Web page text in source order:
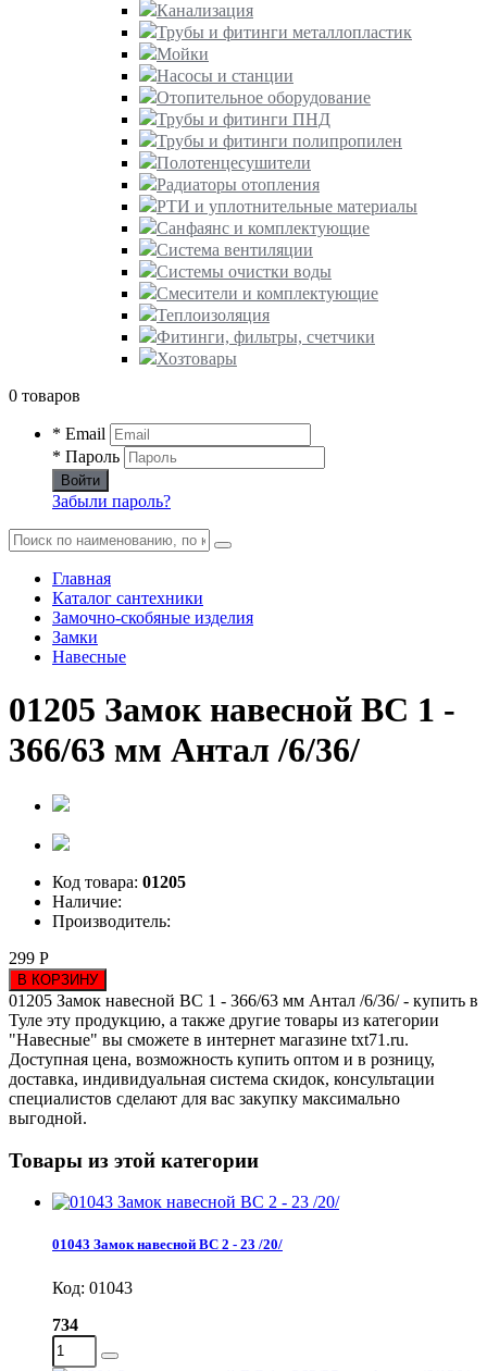
Канализация
Трубы и фитинги металлопластик
Мойки
Насосы и станции
Отопительное оборудование
Трубы и фитинги ПНД
Трубы и фитинги полипропилен
Полотенцесушители
Радиаторы отопления
РТИ и уплотнительные материалы
Санфаянс и комплектующие
Система вентиляции
Системы очистки воды
Смесители и комплектующие
Теплоизоляция
Фитинги, фильтры, счетчики
Хозтовары
0 товаров
* Email
* Пароль
Войти
Забыли пароль?
Главная
Каталог сантехники
Замочно-скобяные изделия
Замки
Навесные
01205 Замок навесной ВС 1 -
366/63 мм Антал /6/36/
Код товара: 01205
Наличие:
Производитель:
299 Р
В КОРЗИНУ
01205 Замок навесной ВС 1 - 366/63 мм Антал /6/36/ - купить в
Туле эту продукцию, а также другие товары из категории
"Навесные" вы сможете в интернет магазине txt71.ru.
Доступная цена, возможность купить оптом и в розницу,
доставка, индивидуальная система скидок, консультации
специалистов сделают для вас закупку максимально
выгодной.
Товары из этой категории
01043 Замок навесной ВС 2 - 23 /20/
Код: 01043
734